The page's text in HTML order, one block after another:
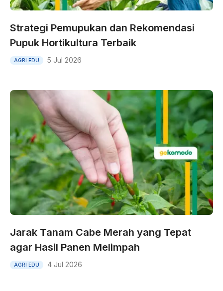
Strategi Pemupukan dan Rekomendasi
Pupuk Hortikultura Terbaik
AGRI EDU 5 Jul 2026
Jarak Tanam Cabe Merah yang Tepat
agar Hasil Panen Melimpah
AGRI EDU 4 Jul 2026